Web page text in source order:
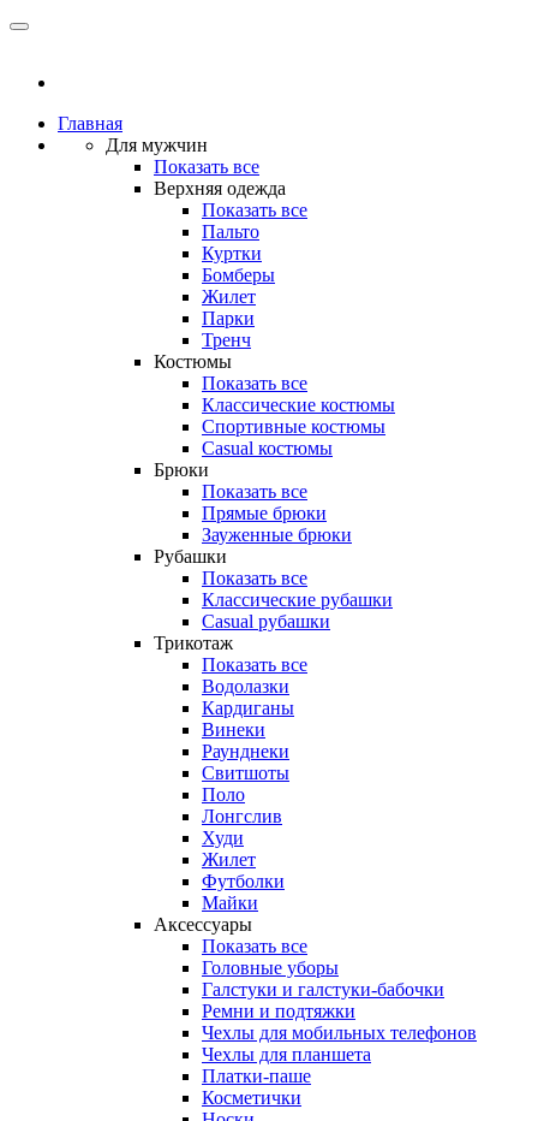
Главная
Для мужчин
Показать все
Верхняя одежда
Показать все
Пальто
Куртки
Бомберы
Жилет
Парки
Тренч
Костюмы
Показать все
Классические костюмы
Спортивные костюмы
Casual костюмы
Брюки
Показать все
Прямые брюки
Зауженные брюки
Рубашки
Показать все
Классические рубашки
Casual рубашки
Трикотаж
Показать все
Водолазки
Кардиганы
Винеки
Раунднеки
Свитшоты
Поло
Лонгслив
Худи
Жилет
Футболки
Майки
Аксессуары
Показать все
Головные уборы
Галстуки и галстуки-бабочки
Ремни и подтяжки
Чехлы для мобильных телефонов
Чехлы для планшета
Платки-паше
Косметички